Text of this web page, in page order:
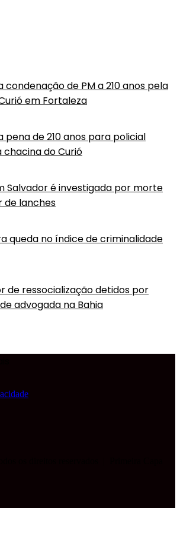
condenação de PM a 210 anos pela
em Fortaleza
pena de 210 anos para policial
chacina do Curió
Salvador é investigada por morte
de lanches
queda no índice de criminalidade
de ressocialização detidos por
advogada na Bahia